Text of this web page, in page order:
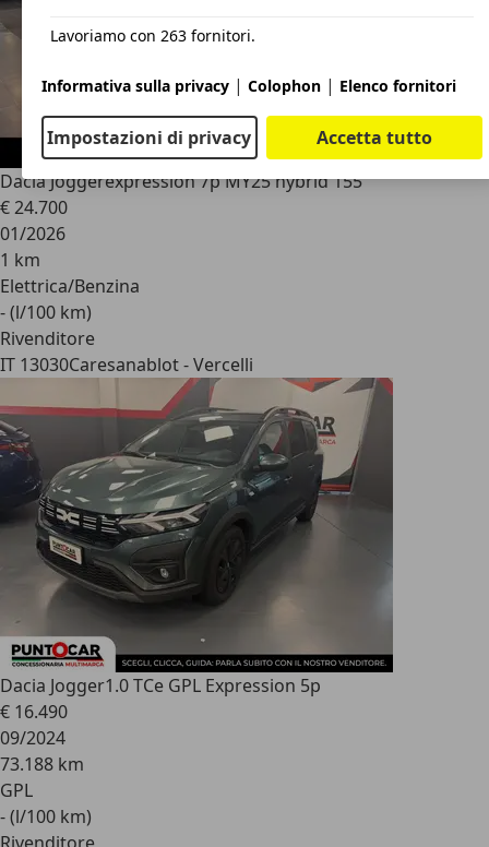
Dacia Joggerexpression 7p MY25 hybrid 155
€ 24.700
01/2026
1 km
Elettrica/Benzina
- (l/100 km)
Rivenditore
IT 13030Caresanablot - Vercelli
Dacia Jogger1.0 TCe GPL Expression 5p
€ 16.490
09/2024
73.188 km
GPL
- (l/100 km)
Lavoriamo con 263 fornitori.
Informativa sulla privacy | Colophon | Elenco fornitori
Impostazioni di privacy Accetta tutto